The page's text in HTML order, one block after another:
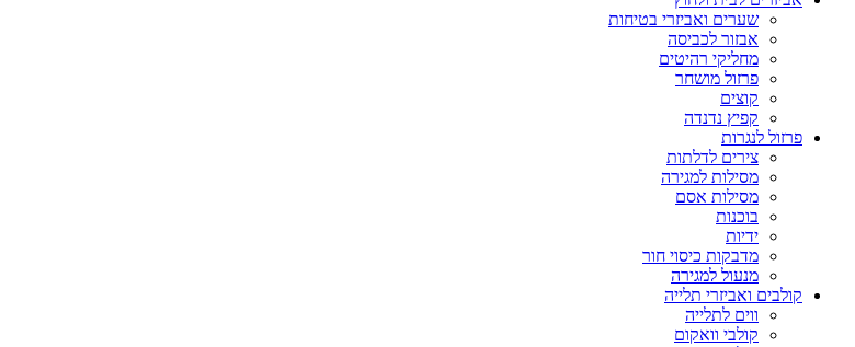
שערים ואביזרי בטיחות
אבזור לכביסה
מחליקי רהיטים
פרזול מושחר
קוצים
קפיץ נדנדה
פרזול לנגרות
צירים לדלתות
מסילות למגירה
מסילות אסם
בוכנות
ידיות
מדבקות כיסוי חור
מנעול למגירה
קולבים ואביזרי תלייה
ווים לתלייה
קולבי וואקום